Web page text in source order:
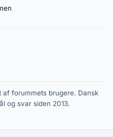
af forummets brugere. Dansk
og svar siden 2013.